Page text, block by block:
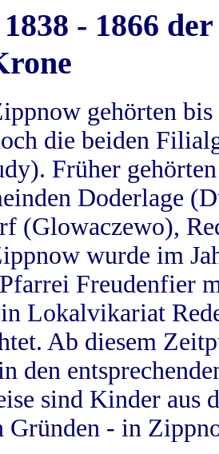
- 1866
gehörten
die beiden
Früher
Doderlage
(Glowaczewo),
wurde im
Freudenfier
Lokalvikariat
Ab diesem
den
sind Kinder aus
Gründen - in